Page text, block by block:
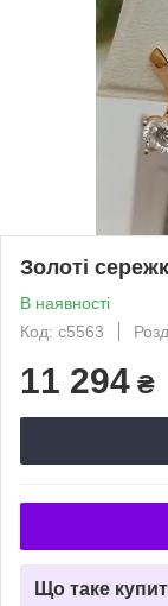
Золоті
В наявності
Код: с5563
11 294 ₴
Що таке